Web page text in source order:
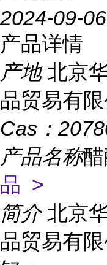
2024-09-06
产品详情
产地 北京
品贸易有限
Cas：
产品名称
品 >
简介 北京
品贸易有